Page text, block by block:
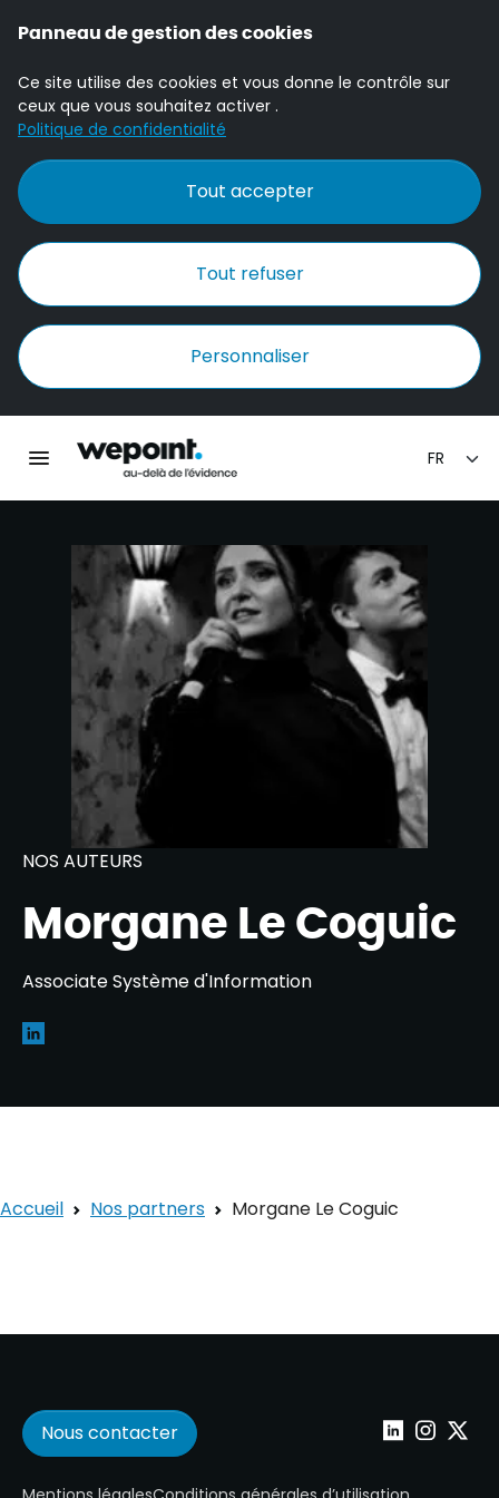
Panneau de gestion des cookies
Ce site utilise des cookies et vous donne le contrôle sur
ceux que vous souhaitez activer .
Politique de confidentialité
Tout accepter
Tout refuser
Personnaliser
Ouvrir la navigation principale
NOS AUTEURS
Morgane Le Coguic
Associate Système d'Information
Accueil Nos partners Morgane Le Coguic
Nous contacter Wepoint sur
Wepoint